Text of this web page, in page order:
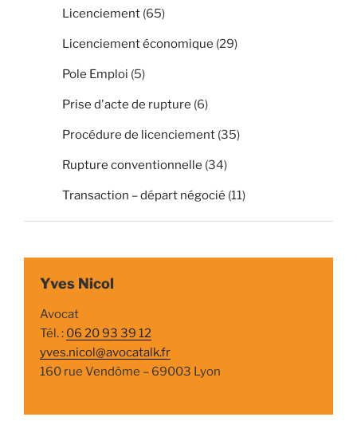
Licenciement (65)
Licenciement économique (29)
Pole Emploi (5)
Prise d'acte de rupture (6)
Procédure de licenciement (35)
Rupture conventionnelle (34)
Transaction – départ négocié (11)
Yves Nicol
Avocat
Tél. : 06 20 93 39 12
yves.nicol@avocatalk.fr
160 rue Vendôme – 69003 Lyon